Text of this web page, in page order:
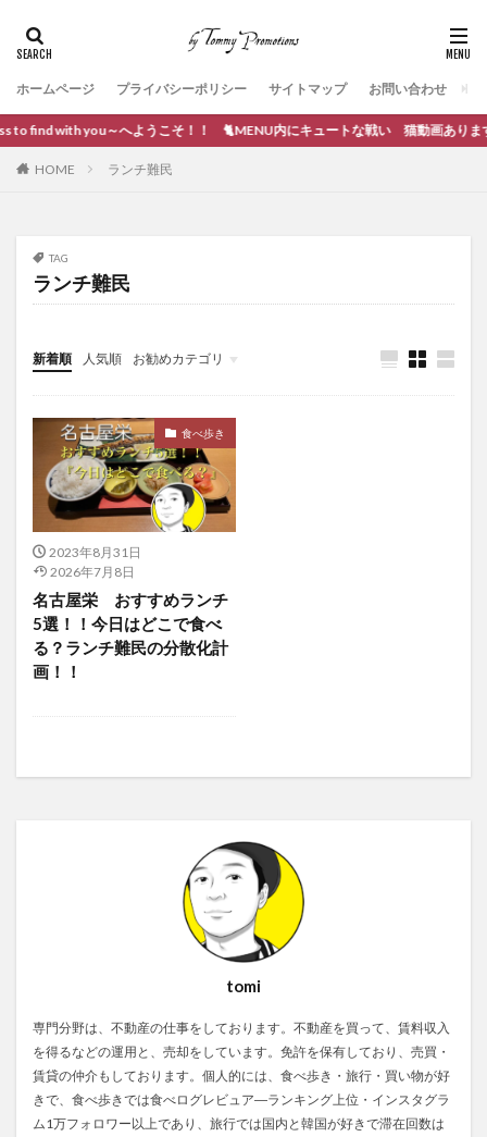
ホームページ プライバシーポリシー サイトマップ お問い合わせ
with you～へようこそ！！ 🐈MENU内にキュートな戦い 猫動画あります。
HOME ランチ難民
TAG
ランチ難民
新着順 人気順 お勧めカテゴリ
ブログ作成
食べ歩き
2023年8月31日
2026年7月8日
名古屋栄 おすすめランチ
5選！！今日はどこで食べ
る？ランチ難民の分散化計
画！！
tomi
専門分野は、不動産の仕事をしております。不動産を買って、賃料収入
を得るなどの運用と、売却をしています。免許を保有しており、売買・
賃貸の仲介もしております。個人的には、食べ歩き・旅行・買い物が好
きで、食べ歩きでは食べログレビュア―ランキング上位・インスタグラ
ム1万フォロワー以上であり、旅行では国内と韓国が好きで滞在回数は